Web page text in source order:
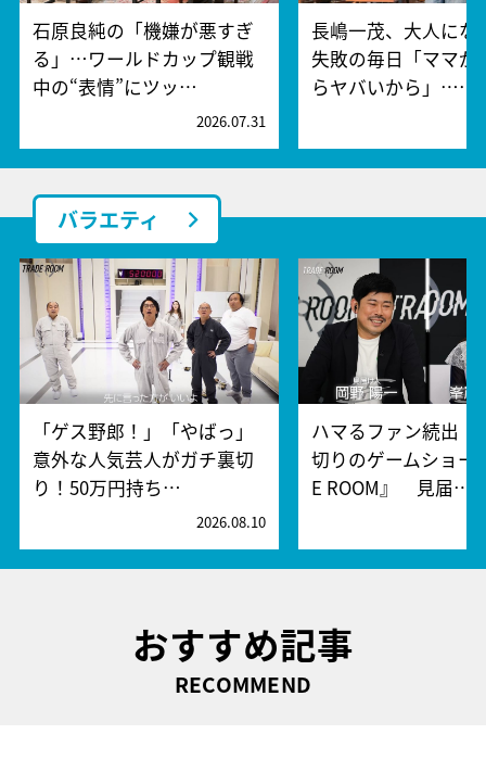
石原良純の「機嫌が悪すぎ
る」…ワールドカップ観戦
中の“表情”にツッ…
2026.07.31
長嶋一茂、大人にな
失敗の毎日「ママが
らヤバいから」……
バラエティ
「ゲス野郎！」「やばっ」
意外な人気芸人がガチ裏切
り！50万円持ち…
2026.08.10
ハマるファン続出！
切りのゲームショー
E ROOM』 見届…
おすすめ記事
RECOMMEND